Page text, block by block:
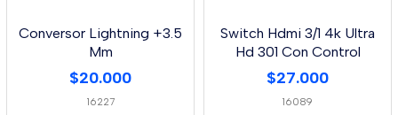
Conversor Lightning +3.5
Mm
$20.000
16227
Switch Hdmi 3/1 4k Ultra
Hd 301 Con Control
$27.000
16089